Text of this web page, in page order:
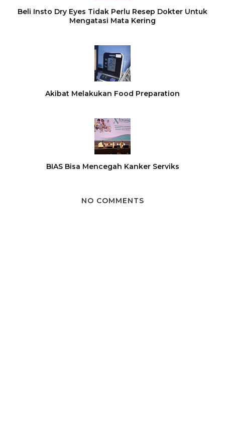
Beli Insto Dry Eyes Tidak Perlu Resep Dokter Untuk
Mengatasi Mata Kering
Akibat Melakukan Food Preparation
BIAS Bisa Mencegah Kanker Serviks
NO COMMENTS